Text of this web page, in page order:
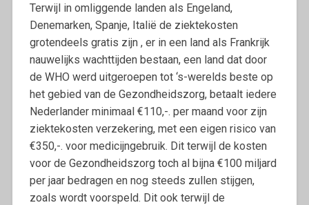
Terwijl in omliggende landen als Engeland,
Denemarken, Spanje, Italië de ziektekosten
grotendeels gratis zijn , er in een land als Frankrijk
nauwelijks wachttijden bestaan, een land dat door
de WHO werd uitgeroepen tot ‘s-werelds beste op
het gebied van de Gezondheidszorg, betaalt iedere
Nederlander minimaal €110,-. per maand voor zijn
ziektekosten verzekering, met een eigen risico van
€350,-. voor medicijngebruik. Dit terwijl de kosten
voor de Gezondheidszorg toch al bijna €100 miljard
per jaar bedragen en nog steeds zullen stijgen,
zoals wordt voorspeld. Dit ook terwijl de